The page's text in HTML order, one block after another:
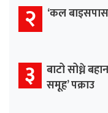
२ ‘कल
३
बाटो सोध्ने
समूह’ पक्राउ